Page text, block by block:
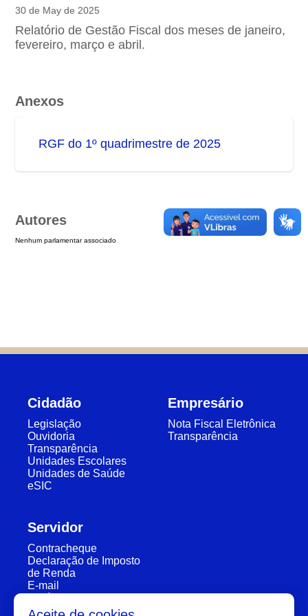
30 de May de 2025
Relatório de Gestão Fiscal dos meses de janeiro,
fevereiro, março e abril.
Anexos
RGF do 1º quadrimestre de 2025
Autores
Nenhum parlamentar associado
Cidadão
Legislação
Ouvidoria
Transparência
Unidades Escolares
Unidades de Saúde
eSIC
Empresário
Nota Fiscal Eletrônica
Transparência
Servidor
Contracheque
Declaração de Imposto
de Renda
E-mail
Segunda a Sexta: 7:30h à 11:30h e 13:00h à 16:00h